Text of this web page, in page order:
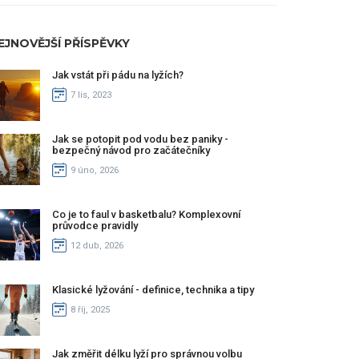
PŘÍSPĚVKY
Jak vstát při pádu na lyžích?
7 lis, 2023
Jak se potopit pod vodu bez paniky -
bezpečný návod pro začátečníky
9 úno, 2026
Co je to faul v basketbalu? Komplexovní
průvodce pravidly
12 dub, 2026
Klasické lyžování - definice, technika a tipy
8 říj, 2025
Jak změřit délku lyží pro správnou volbu